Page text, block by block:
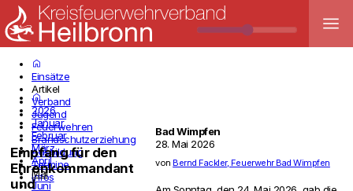
menu
home
Einsätze
Artikel
Verband
Jugend
Feuerwehren
Brandschutzerziehung
Ausbildung
Termine
Infos
home
2026
Januar
Februar
März
April
Mai
Juni
Empfang für den
Ehrenkommandant
und
Bad Wimpfen
28. Mai 2026
von Bernd Fackler, Feuerwehr Bad Wimpfen